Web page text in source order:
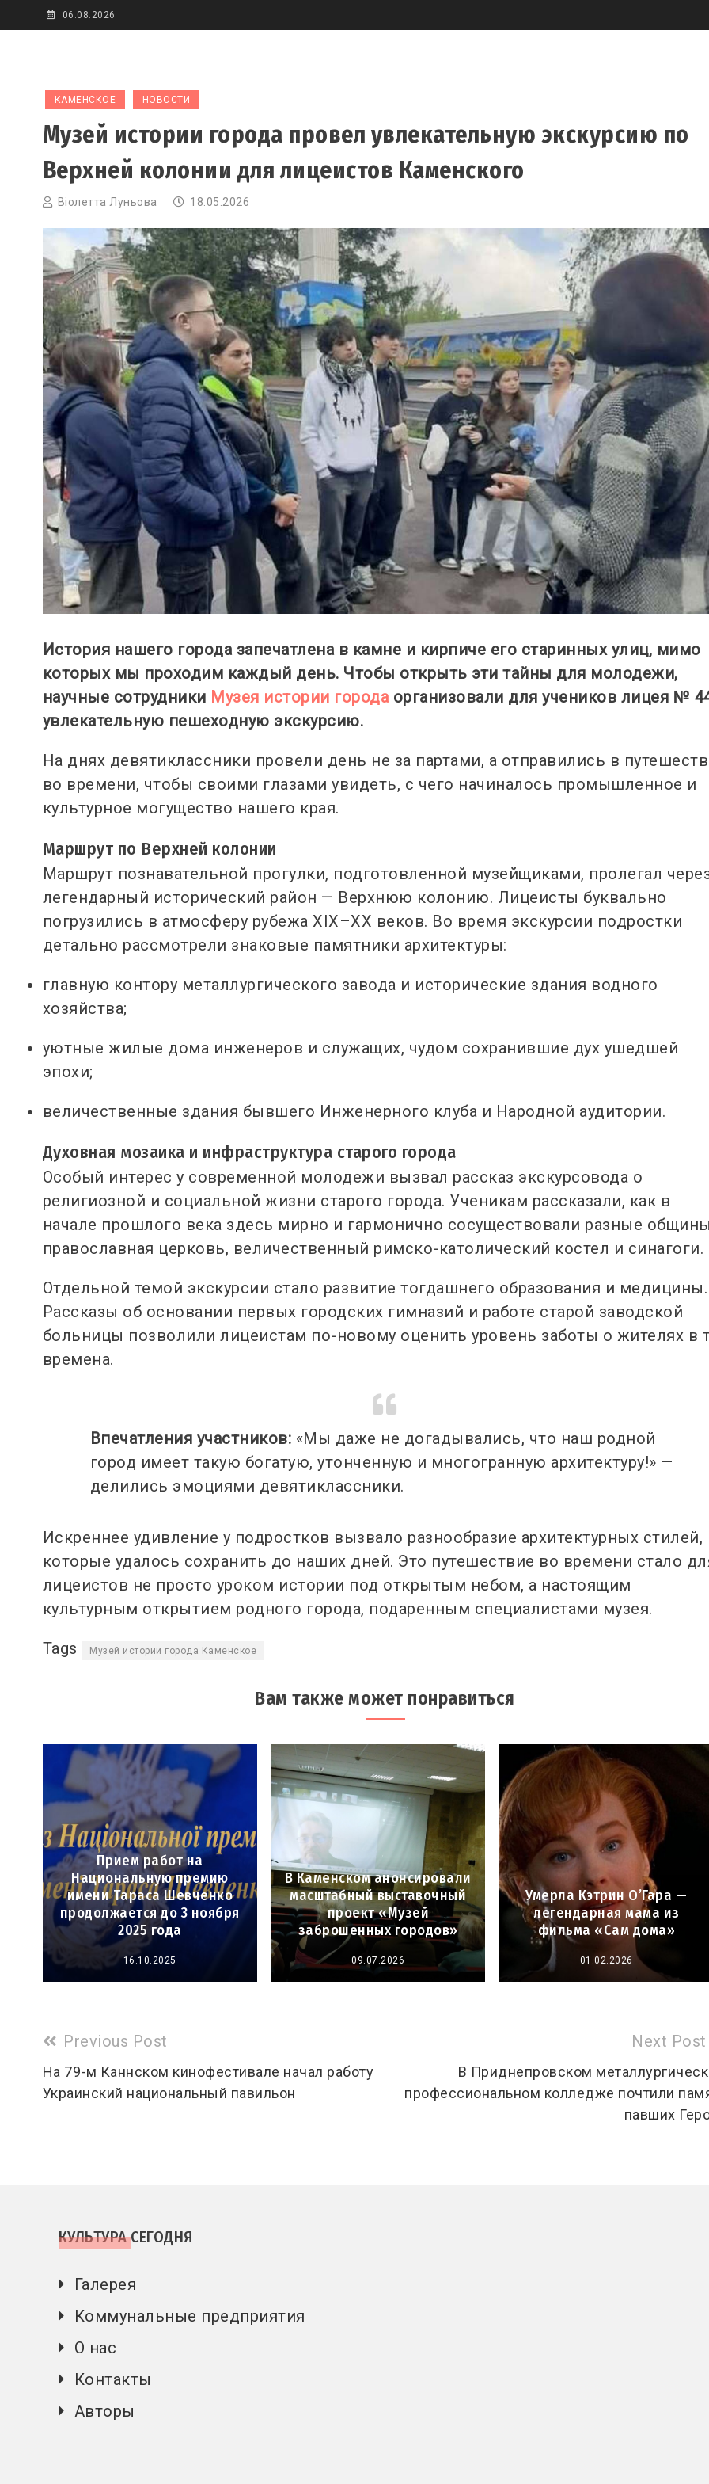
to
06.08.2026
КАМЕНСКОЕ НОВОСТИ
Музей истории города провел увлекательную экскурсию по
Верхней колонии для лицеистов Каменского
Віолетта Луньова 18.05.2026
История нашего города запечатлена в камне и кирпиче его старинных улиц, мимо
которых мы проходим каждый день. Чтобы открыть эти тайны для молодежи,
научные сотрудники Музея истории города организовали для учеников лицея №
увлекательную пешеходную экскурсию.
На днях девятиклассники провели день не за партами, а отправились в
во времени, чтобы своими глазами увидеть, с чего начиналось промышленное и
культурное могущество нашего края.
Маршрут по Верхней колонии
Маршрут познавательной прогулки, подготовленной музейщиками, пролегал
легендарный исторический район — Верхнюю колонию. Лицеисты буквально
погрузились в атмосферу рубежа ХІХ–ХХ веков. Во время экскурсии подростки
детально рассмотрели знаковые памятники архитектуры:
главную контору металлургического завода и исторические здания водного
хозяйства;
уютные жилые дома инженеров и служащих, чудом сохранившие дух ушедшей
эпохи;
величественные здания бывшего Инженерного клуба и Народной аудитории.
Духовная мозаика и инфраструктура старого города
Особый интерес у современной молодежи вызвал рассказ экскурсовода о
религиозной и социальной жизни старого города. Ученикам рассказали, как в
начале прошлого века здесь мирно и гармонично сосуществовали разные
православная церковь, величественный римско-католический костел и синагоги.
Отдельной темой экскурсии стало развитие тогдашнего образования и медицины.
Рассказы об основании первых городских гимназий и работе старой заводской
больницы позволили лицеистам по-новому оценить уровень заботы о жителях в
времена.
Впечатления участников: «Мы даже не догадывались, что наш родной
город имеет такую богатую, утонченную и многогранную архитектуру!» —
делились эмоциями девятиклассники.
Искреннее удивление у подростков вызвало разнообразие архитектурных стилей,
которые удалось сохранить до наших дней. Это путешествие во времени стало
лицеистов не просто уроком истории под открытым небом, а настоящим
культурным открытием родного города, подаренным специалистами музея.
Tags Музей истории города Каменское
Вам также может понравиться
Прием работ на
Национальную премию
имени Тараса Шевченко
продолжается до 3 ноября
2025 года
16.10.2025
В Каменском анонсировали
масштабный выставочный
проект «Музей
заброшенных городов»
09.07.2026
Умерла Кэтрин О’Гара —
легендарная мама из
фильма «Сам дома»
01.02.2026
Read
more
articles
Previous Post
На 79-м Каннском кинофестивале начал работу
Украинский национальный павильон
Next Post
В Приднепровском
профессиональном колледже почтили
павших
КУЛЬТУРА СЕГОДНЯ
Галерея
Коммунальные предприятия
О нас
Контакты
Авторы